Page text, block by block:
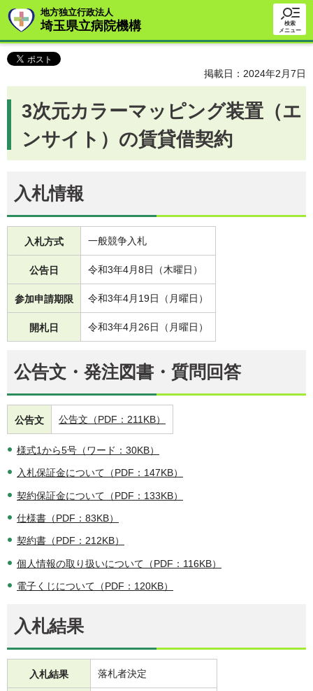
地方独立行政法人
埼玉県立病院機構
検索
メニュー
掲載日：2024年2月7日
3次元カラーマッピング装置（エ
ンサイト）の賃貸借契約
入札情報
入札方式 一般競争入札
公告日 令和3年4月8日（木曜日）
参加申請期限 令和3年4月19日（月曜日）
開札日 令和3年4月26日（月曜日）
公告文・発注図書・質問回答
公告文 公告文（PDF：211KB）
様式1から5号（ワード：30KB）
入札保証金について（PDF：147KB）
契約保証金について（PDF：133KB）
仕様書（PDF：83KB）
契約書（PDF：212KB）
個人情報の取り扱いについて（PDF：116KB）
電子くじについて（PDF：120KB）
入札結果
入札結果 落札者決定